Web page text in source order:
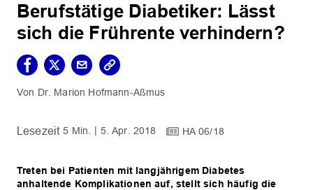
Berufstätige Diabetiker: Lässt
sich die Frührente verhindern?
Dr. Marion Hofmann-Aßmus
5 Min. 5. Apr. 2018 HA 06/18
Treten bei Patienten mit langjährigem Diabetes
anhaltende Komplikationen auf, stellt sich häufig die